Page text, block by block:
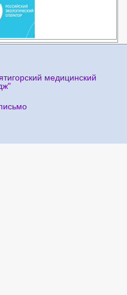
медицинский